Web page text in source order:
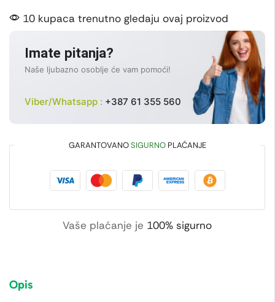
10 kupaca trenutno gledaju ovaj proizvod
Imate pitanja?
Naše ljubazno osoblje će vam pomoći!
Viber/Whatsapp : +387 61 355 560
GARANTOVANOSIGURNOPLAĆANJE
Vaše plaćanje je 100% sigurno
Opis